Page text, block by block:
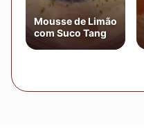
Mousse de Limão
com Suco Tang